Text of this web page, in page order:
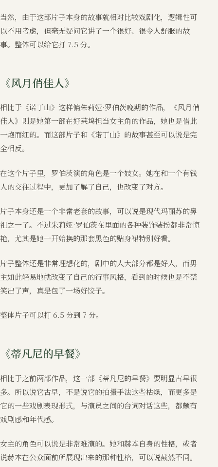
当然，由于这部片子本身的故事就相对比较戏剧化，逻辑性可
以不用考虑，但毫无疑问它讲了一个很好、很令人舒服的故
事。整体可以给它打 7.5 分。
《风月俏佳人》
相比于《诺丁山》这样偏朱莉娅·罗伯茨晚期的作品，《风月俏
佳人》则是她第一部在好莱坞担当女主角的作品，她也是借此
一炮而红的。而这部片子和《诺丁山》的故事甚至可以说是完
全相反。
在这个片子里，罗伯茨演的角色是一个妓女。她在和一个有钱
人的交往过程中，更加了解了自己，也改变了对方。
片子本身还是一个非常老套的故事，可以说是现代玛丽苏的鼻
祖之一了。不过朱莉娅·罗伯茨在里面的各种装饰装扮都非常惊
艳，尤其是她一开始换的那套黑色的贴身裙特别好看。
片子整体还是非常理想化的，剧中的人大部分都是好人，而男
主如此轻易地就改变了自己的行事风格，看到的时候也是不禁
笑出了声，真是包了一场好饺子。
整体片子可以打 6.5 分到 7 分。
《蒂凡尼的早餐》
相比于之前两部作品，这一部《蒂凡尼的早餐》要明显古早很
多。所以说它古早，不是说它的拍摄手法这些枯燥，而更多是
它的一些戏剧表现形式，与演员之间的台词对话这些，都颇有
戏剧感和年代感。
女主的角色可以说是非常难演的。她和赫本自身的性格，或者
说赫本在公众面前所展现出来的那种性格，可以说截然不同。